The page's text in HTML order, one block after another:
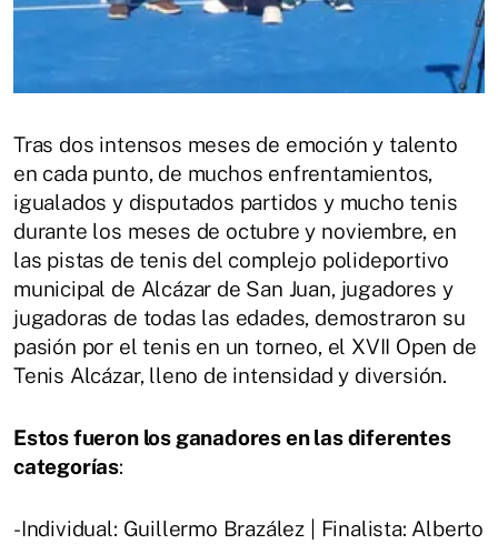
Tras dos intensos meses de emoción y talento
en cada punto, de muchos enfrentamientos,
igualados y disputados partidos y mucho tenis
durante los meses de octubre y noviembre, en
las pistas de tenis del complejo polideportivo
municipal de Alcázar de San Juan, jugadores y
jugadoras de todas las edades, demostraron su
pasión por el tenis en un torneo, el XVII Open de
Tenis Alcázar, lleno de intensidad y diversión.
Estos fueron los ganadores en las diferentes
categorías:
-Individual: Guillermo Brazález | Finalista: Alberto